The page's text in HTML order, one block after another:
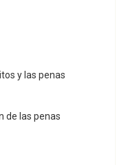
y las penas
de las penas